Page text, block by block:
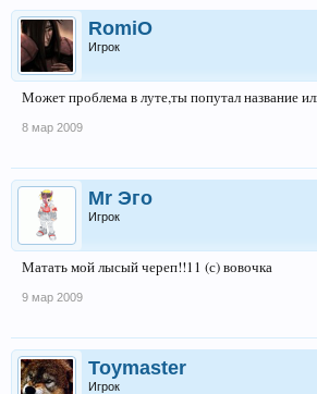
RomiO
Игрок
Может проблема в луте,ты попутал название
8 мар 2009
Mr Эго
Игрок
Матать мой лысый череп!!11 (с) вовочка
9 мар 2009
Toymaster
Игрок